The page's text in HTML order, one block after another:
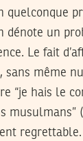
quelconque
dénote un
Le fait
sans même
“je hais le
musulmans”
regrettable.